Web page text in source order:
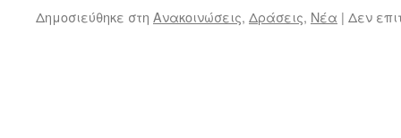
Δημοσιεύθηκε στη Ανακοινώσεις, Δράσεις, Νέα | Δεν